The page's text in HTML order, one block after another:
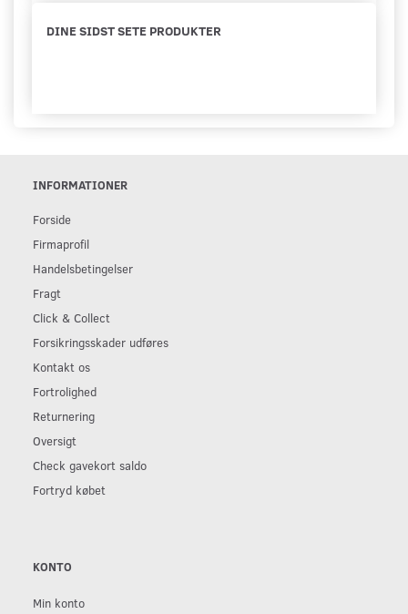
DINE SIDST SETE PRODUKTER
INFORMATIONER
Forside
Firmaprofil
Handelsbetingelser
Fragt
Click & Collect
Forsikringsskader udføres
Kontakt os
Fortrolighed
Returnering
Oversigt
Check gavekort saldo
Fortryd købet
KONTO
Min konto